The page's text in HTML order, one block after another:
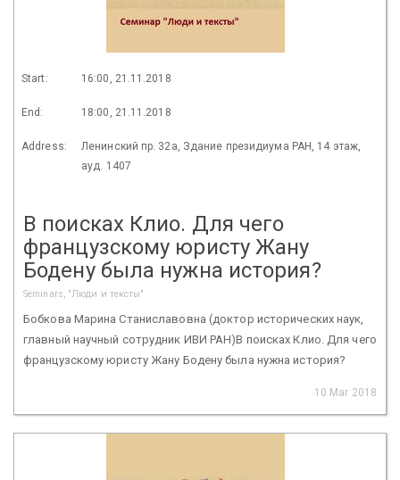
Start: 16:00, 21.11.2018
End: 18:00, 21.11.2018
Address:
Ленинский пр. 32а, Здание президиума РАН, 14 этаж,
ауд. 1407
В поисках Клио. Для чего
французскому юристу Жану
Бодену была нужна история?
Seminars, "Люди и тексты"
Бобкова Марина Станиславовна (доктор исторических наук,
главный научный сотрудник ИВИ РАН)В поисках Клио. Для чего
французскому юристу Жану Бодену была нужна история?
10 Mar 2018